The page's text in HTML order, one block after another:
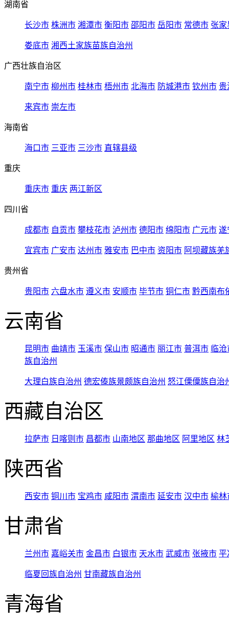
湖南省
长沙市 株洲市 湘潭市 衡阳市 邵阳市 岳阳市 常德市 张家
娄底市 湘西土家族苗族自治州
广西壮族自治区
南宁市 柳州市 桂林市 梧州市 北海市 防城港市 钦州市 贵
来宾市 崇左市
海南省
海口市 三亚市 三沙市 直辖县级
重庆
重庆市 重庆 两江新区
四川省
成都市 自贡市 攀枝花市 泸州市 德阳市 绵阳市 广元市 遂
宜宾市 广安市 达州市 雅安市 巴中市 资阳市 阿坝藏族羌
贵州省
贵阳市 六盘水市 遵义市 安顺市 毕节市 铜仁市 黔西南布
云南省
昆明市 曲靖市 玉溪市 保山市 昭通市 丽江市 普洱市 临
族自治州
大理白族自治州 德宏傣族景颇族自治州 怒江傈僳族自治
西藏自治区
拉萨市 日喀则市 昌都市 山南地区 那曲地区 阿里地区 林
陕西省
西安市 铜川市 宝鸡市 咸阳市 渭南市 延安市 汉中市 榆林
甘肃省
兰州市 嘉峪关市 金昌市 白银市 天水市 武威市 张掖市 平
临夏回族自治州 甘南藏族自治州
青海省